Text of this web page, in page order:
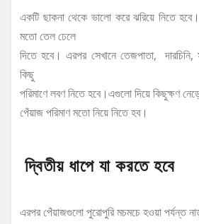
একটি ছাকনা থেকে ভালো করে ঝরিয়ে নিতে
মতো তেল ঢেলে
দিতে হবে। এরপর সেখানে তেজপাতা,
কিছু
পরিমাণে লবণ নিতে হবে।এগুলো দিয়ে কিছুক্ষণ
পেঁয়াজ পরিমাণ মতো নিয়ে নিতে হব।
দ্বিতীয় ধাপে যা করতে হবে
এরপর পেঁয়াজগুলো পুরোপুরি মচমচে হওয়া পর্যন্ত